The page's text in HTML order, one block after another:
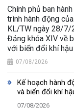
Chính phủ ban
trình hành động
KL/TW ngày 28/7/
Đảng khóa XIV về
với biến đổi khí
07/08/2026
Kế hoạch hành
và biến đổi khí
07/08/2026